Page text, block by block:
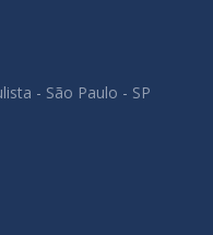
- São Paulo - SP